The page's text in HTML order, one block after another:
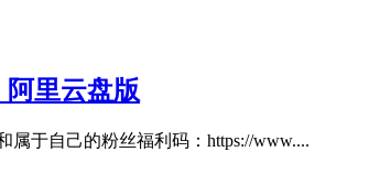
里云盘版
于自己的粉丝福利码：https://www....